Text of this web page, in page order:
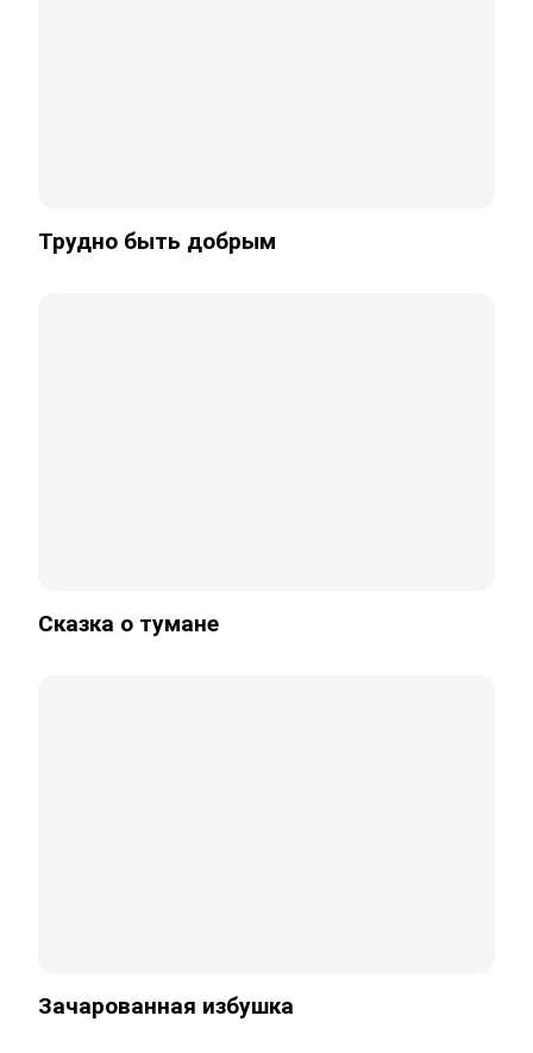
Трудно быть добрым
Сказка о тумане
Зачарованная избушка